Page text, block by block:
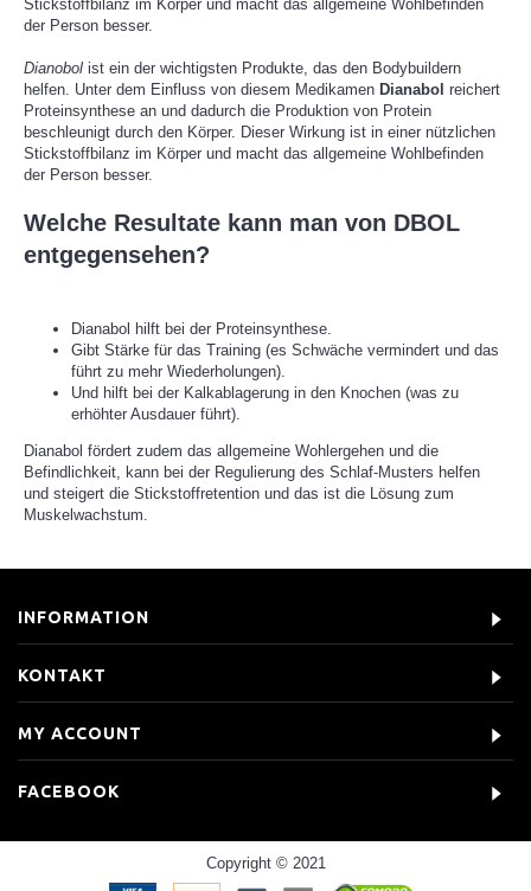
Stickstoffbilanz im Körper und macht das allgemeine Wohlbefinden
der Person besser.
Dianobol ist ein der wichtigsten Produkte, das den Bodybuildern
helfen. Unter dem Einfluss von diesem Medikamen Dianabol reichert
Proteinsynthese an und dadurch die Produktion von Protein
beschleunigt durch den Körper. Dieser Wirkung ist in einer nützlichen
Stickstoffbilanz im Körper und macht das allgemeine Wohlbefinden
der Person besser.
Welche Resultate kann man von DBOL
ent­ge­gen­se­hen?
Dianabol hilft bei der Proteinsynthese.
Gibt Stärke für das Training (es Schwäche vermindert und das
führt zu mehr Wiederholungen).
Und hilft bei der Kalkablagerung in den Knochen (was zu
erhöhter Ausdauer führt).
Dianabol fördert zudem das allgemeine Wohlergehen und die
Befindlichkeit, kann bei der Regulierung des Schlaf-Musters helfen
und steigert die Stickstoffretention und das ist die Lösung zum
Muskelwachstum.
INFORMATION
KONTAKT
MY ACCOUNT
FACEBOOK
Copyright © 2021